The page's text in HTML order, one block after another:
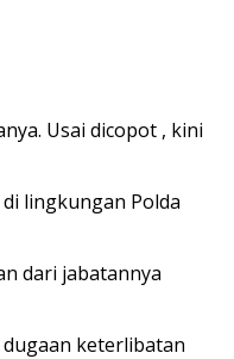
Usai dicopot , kini
lingkungan Polda
dari jabatannya
keterlibatan